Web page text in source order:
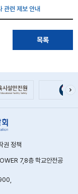
관련 제보 안내
목록
권 정책
7,8층 학교안전공